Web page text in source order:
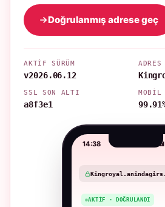
Doğrulanmış adrese geç
AKTIF SÜRÜM
v2026.06.12
ADRES
SSL SON ALTI
a8f3e1
MOBIL
14:38
AKTIF · DOĞRULANDI